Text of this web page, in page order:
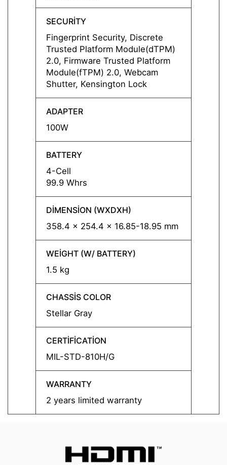
SECURITY
Fingerprint Security, Discrete
Trusted Platform Module(dTPM)
2.0, Firmware Trusted Platform
Module(fTPM) 2.0, Webcam
Shutter, Kensington Lock
ADAPTER
100W
BATTERY
4-Cell
99.9 Whrs
DIMENSION (WXDXH)
358.4 x 254.4 x 16.85-18.95 mm
WEIGHT (W/ BATTERY)
1.5 kg
CHASSIS COLOR
Stellar Gray
CERTIFICATION
MIL-STD-810H/G
WARRANTY
2 years limited warranty